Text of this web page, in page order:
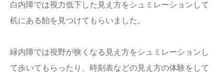
白内障では視力低下した見え方をシュミレーションして
机にある飴を見つけてもらいました。
緑内障では視野が狭くなる見え方をシュミレーションし
て歩いてもらったり、時刻表などの見え方の体験をして